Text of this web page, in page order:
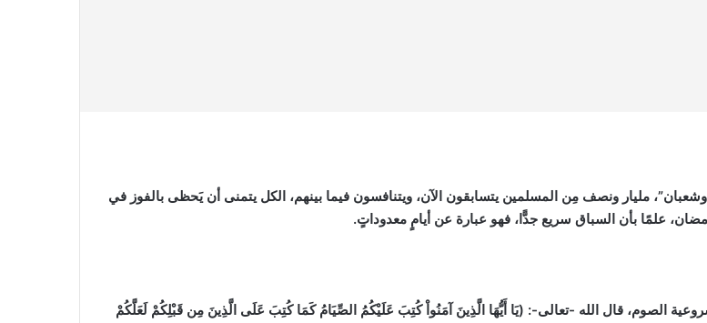
مليار ونصف مِن المسلمين يتسابقون الآن، ويتنافسون فيما بينهم، الكل يتمنى أن يَحظى بالفوز في
علمًا بأن السباق سريع جدًّا، فهو عبارة عن أيامٍ معدوداتٍ.
الصوم، قال الله -تعالى-: (يَا أَيُّهَا الَّذِينَ آمَنُواْ كُتِبَ عَلَيْكُمُ الصِّيَامُ كَمَا كُتِبَ عَلَى الَّذِينَ مِن قَبْلِكُمْ لَعَلَّكُمْ